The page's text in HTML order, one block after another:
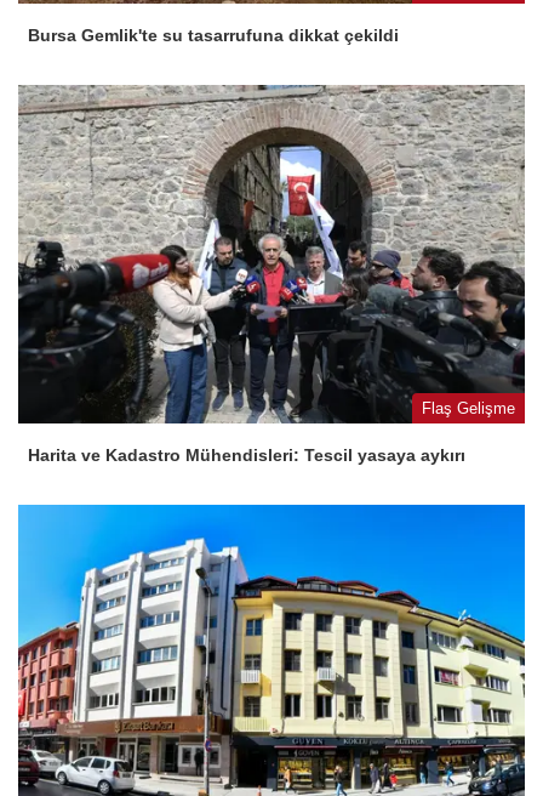
Bursa Gemlik'te su tasarrufuna dikkat çekildi
Flaş Gelişme
Harita ve Kadastro Mühendisleri: Tescil yasaya aykırı